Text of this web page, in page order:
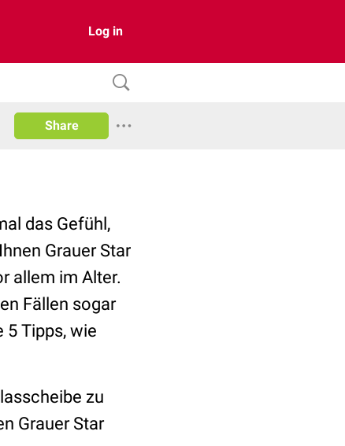
Log in
Share
das Gefühl,
Grauer Star
allem im Alter.
Fällen sogar
5 Tipps, wie
zu
Grauer Star